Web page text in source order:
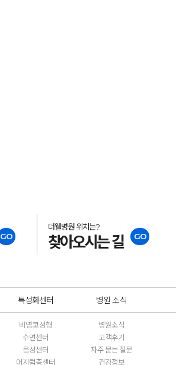
GO
더웰병원 위치는?
찾아오시는 길 GO
특성화센터
비염코성형
수면센터
음성센터
어지럼증센터
병원 소식
병원소식
고객후기
자주 묻는 질문
건강정보